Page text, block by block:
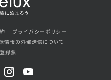
プライバシーポリシー
情報の外部送信について
録票